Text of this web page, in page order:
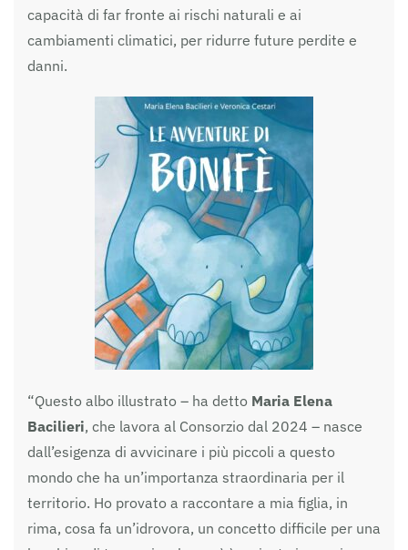
capacità di far fronte ai rischi naturali e ai
cambiamenti climatici, per ridurre future perdite e
danni.
“Questo albo illustrato – ha detto Maria Elena
Bacilieri, che lavora al Consorzio dal 2024 – nasce
dall’esigenza di avvicinare i più piccoli a questo
mondo che ha un’importanza straordinaria per il
territorio. Ho provato a raccontare a mia figlia, in
rima, cosa fa un’idrovora, un concetto difficile per una